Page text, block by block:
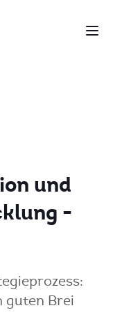
und
-
guten Brei